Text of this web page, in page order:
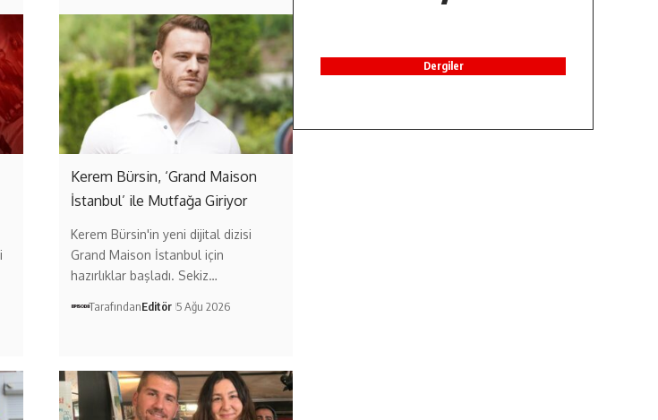
Kerem Bürsin, ‘Grand Maison
İstanbul’ ile Mutfağa Giriyor
Kerem Bürsin'in yeni dijital dizisi
Grand Maison İstanbul için
hazırlıklar başladı. Sekiz…
TarafındanEditör 5 Ağu 2026
Dergiler